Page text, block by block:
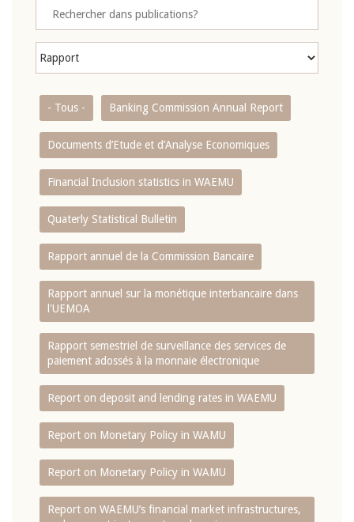
- Tous - Banking Commission Annual Report
Documents d’Etude et d’Analyse Economiques
Financial Inclusion statistics in WAEMU
Quaterly Statistical Bulletin
Rapport annuel de la Commission Bancaire
Rapport annuel sur la monétique interbancaire dans
l'UEMOA
Rapport semestriel de surveillance des services de
paiement adossés à la monnaie électronique
Report on deposit and lending rates in WAEMU
Report on Monetary Policy in WAMU
Report on Monetary Policy in WAMU
Report on WAEMU’s financial market infrastructures,